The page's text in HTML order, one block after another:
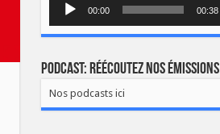
00:00 00:38
Podcast: Réécoutez nos émissions
Nos podcasts ici